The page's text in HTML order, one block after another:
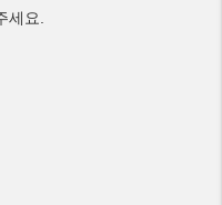
세요.